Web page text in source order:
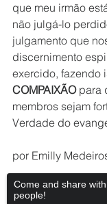
que meu irmão
não julgá-lo
julgamento que
discernimento
exercido, fazendo
COMPAIXÃO para
membros sejam
Verdade do
por Emilly
Come and share
people!